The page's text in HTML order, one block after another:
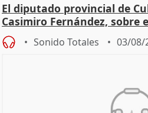
El diputado provincial de
Casimiro Fernández, sobre
Sonido Totales 03/08/